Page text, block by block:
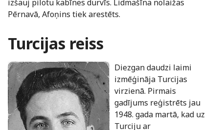
izšauj pilotu kabīnes durvīs. Lidmašīna nolaižas
Pērnavā, Afoņins tiek arestēts.
Turcijas reiss
Diezgan daudzi laimi
izmēģināja Turcijas
virzienā. Pirmais
gadījums reģistrēts jau
1948. gada martā, kad uz
Turciju ar